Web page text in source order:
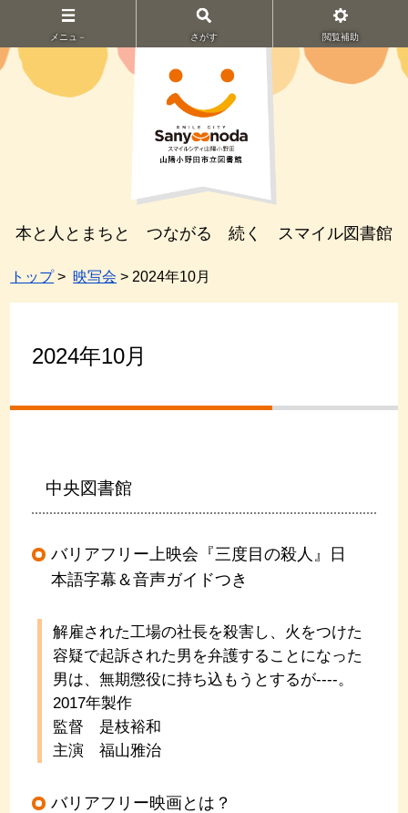
メニュ－ さがす 閲覧補助
本と人とまちと つながる 続く スマイル図書館
トップ> 映写会 > 2024年10月
2024年10月
中央図書館
バリアフリー上映会『三度目の殺人』日
本語字幕＆音声ガイドつき
解雇された工場の社長を殺害し、火をつけた
容疑で起訴された男を弁護することになった
男は、無期懲役に持ち込もうとするが----。
2017年製作
監督 是枝裕和
主演 福山雅治
バリアフリー映画とは？